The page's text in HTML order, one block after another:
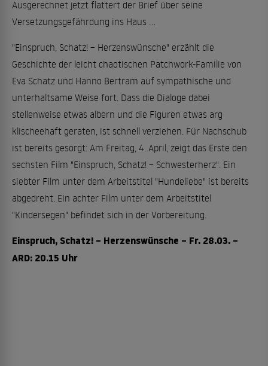
Ausgerechnet jetzt flattert der Brief über seine
Versetzungsgefährdung ins Haus ...
"Einspruch, Schatz! – Herzenswünsche" erzählt die
Geschichte der leicht chaotischen Patchwork-Familie von
Eva Schatz und Hanno Bertram auf sympathische und
unterhaltsame Weise fort. Dass die Dialoge dabei
stellenweise etwas albern und die Figuren etwas arg
klischeehaft geraten, ist schnell verziehen. Für Nachschub
ist bereits gesorgt: Am Freitag, 4. April, zeigt das Erste den
sechsten Film "Einspruch, Schatz! – Schwesterherz". Ein
siebter Film unter dem Arbeitstitel "Hundeliebe" ist bereits
abgedreht. Ein achter Film unter dem Arbeitstitel
"Kindersegen" befindet sich in der Vorbereitung.
Einspruch, Schatz! – Herzenswünsche – Fr. 28.03. –
ARD: 20.15 Uhr